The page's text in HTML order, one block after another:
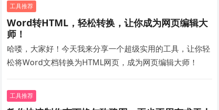
工具推荐
Word转HTML，轻松转换，让你成为网页编辑大
师！
哈喽，大家好！今天我来分享一个超级实用的工具，让你轻
松将Word文档转换为HTML网页，成为网页编辑大师！
工具推荐